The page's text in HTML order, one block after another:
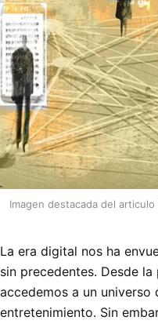
Imagen destacada del
La era digital nos ha
sin precedentes. Desde
accedemos a un
entretenimiento. Sin